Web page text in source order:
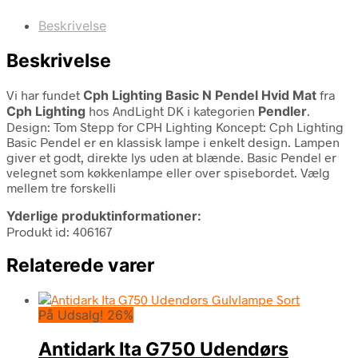
Beskrivelse
Beskrivelse
Vi har fundet Cph Lighting Basic N Pendel Hvid Mat fra
Cph Lighting hos AndLight DK i kategorien Pendler.
Design: Tom Stepp for CPH Lighting Koncept: Cph Lighting
Basic Pendel er en klassisk lampe i enkelt design. Lampen
giver et godt, direkte lys uden at blænde. Basic Pendel er
velegnet som køkkenlampe eller over spisebordet. Vælg
mellem tre forskelli
Yderlige produktinformationer:
Produkt id: 406167
Relaterede varer
På Udsalg! 26%
Antidark Ita G750 Udendørs